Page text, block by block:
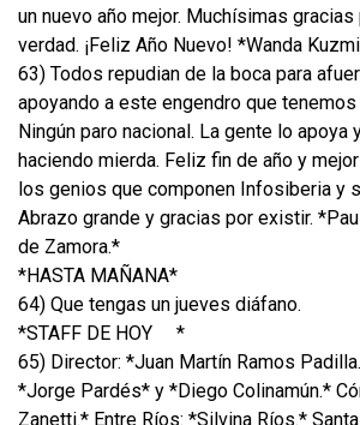
un nuevo año mejor. Muchísimas
verdad. ¡Feliz Año Nuevo! *Wanda
63) Todos repudian de la boca para
apoyando a este engendro que
Ningún paro nacional. La gente lo apoya
haciendo mierda. Feliz fin de año y
los genios que componen Infosiberia y
Abrazo grande y gracias por existir.
de Zamora.*
*HASTA MAÑANA*
64) Que tengas un jueves diáfano.
*STAFF DE HOY
*
65) Director: *Juan Martín Ramos
*Jorge Pardés* y *Diego Colinamún.*
Zanetti.* Entre Ríos: *Silvina Ríos.*